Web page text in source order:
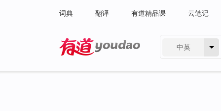
词典 翻译 有道精品课 云笔记
中英